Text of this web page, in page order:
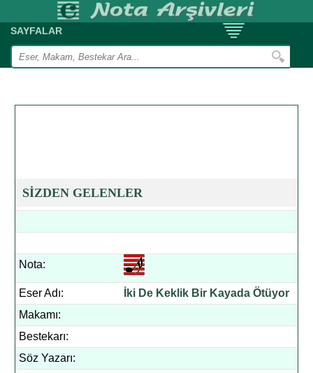
SAYFALAR
SİZDEN GELENLER
Nota:
Eser Adı:
İki De Keklik Bir Kayada Ötüyor
Makamı:
Bestekarı:
Söz Yazarı: